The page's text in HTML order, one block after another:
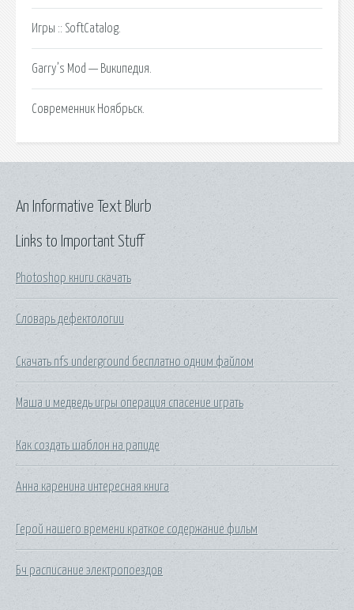
Игры :: SoftCatalog.
Garry’s Mod — Википедия.
Современник Ноябрьск.
Links to Important Stuff
Photoshop книги скачать
Словарь дефектологии
Скачать nfs underground бесплатно одним файлом
Маша и медведь игры операция спасение играть
Как создать шаблон на рапиде
Анна каренина интересная книга
Герой нашего времени краткое содержание фильм
Бч расписание электропоездов
An Informative Text Blurb